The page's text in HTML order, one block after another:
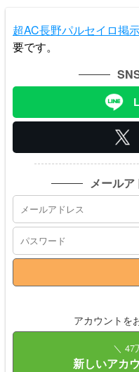
超AC長野パルセイロ掲
要です。
メールア
アカウントを
＼ 47
新しいアカ